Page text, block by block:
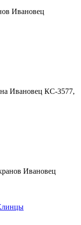
Ивановец
Ивановец КС-3577,
Ивановец